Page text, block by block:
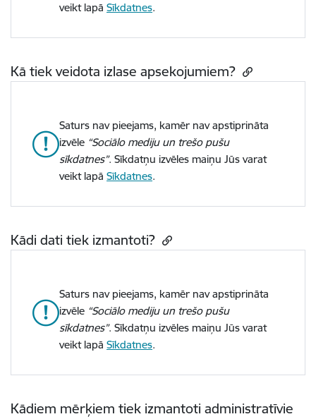
veikt lapā Sīkdatnes.
Kā tiek veidota izlase apsekojumiem?
Saturs nav pieejams, kamēr nav apstiprināta
izvēle “Sociālo mediju un trešo pušu
sīkdatnes”. Sīkdatņu izvēles maiņu Jūs varat
veikt lapā Sīkdatnes.
Kādi dati tiek izmantoti?
Saturs nav pieejams, kamēr nav apstiprināta
izvēle “Sociālo mediju un trešo pušu
sīkdatnes”. Sīkdatņu izvēles maiņu Jūs varat
veikt lapā Sīkdatnes.
Kādiem mērķiem tiek izmantoti administratīvie